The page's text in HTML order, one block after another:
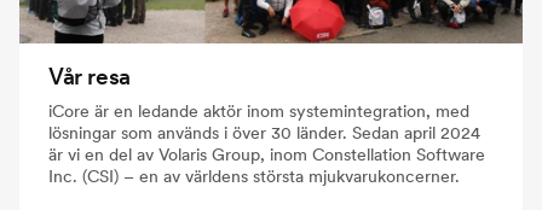
Vår resa
iCore är en ledande aktör inom systemintegration, med
lösningar som används i över 30 länder. Sedan april 2024
är vi en del av Volaris Group, inom Constellation Software
Inc. (CSI) – en av världens största mjukvarukoncerner.